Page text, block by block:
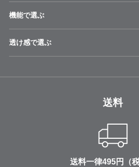
機能で選ぶ
透け感で選ぶ
送料
送料一律495円（税